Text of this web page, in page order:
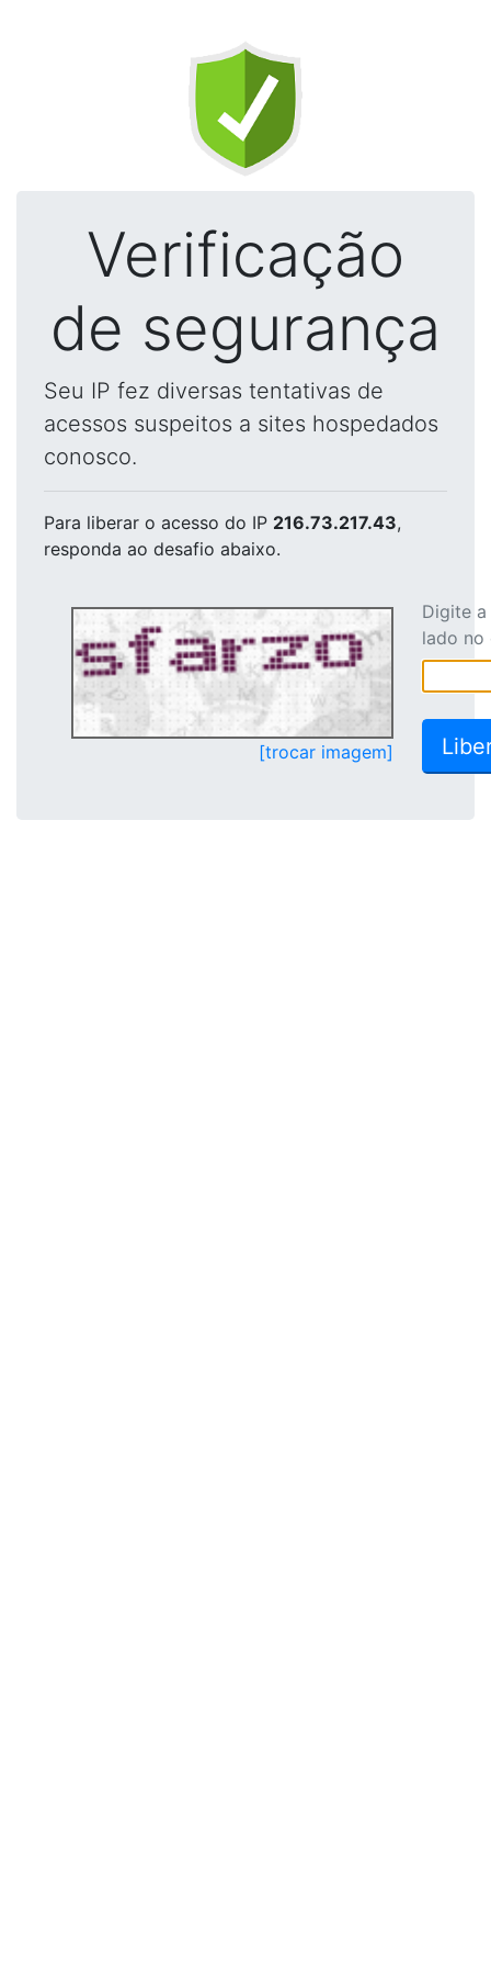
Verificação
de segurança
Seu IP fez diversas tentativas de
acessos suspeitos a sites hospedados
conosco.
Para liberar o acesso do IP 216.73.217.43,
responda ao desafio abaixo.
[trocar imagem]
Digite
lado no